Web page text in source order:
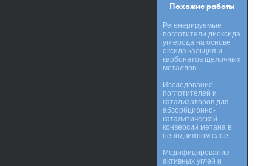
Похожие работы
Регенерируемые
поглотители диоксида
углерода на основе
оксида кальция и
карбонатов щелочных
металлов
Исследование
поглотителей и
катализаторов для
абсорбционно-
каталитической
конверсии метана в
неподвижном слое
Модифицирование
активных углей и